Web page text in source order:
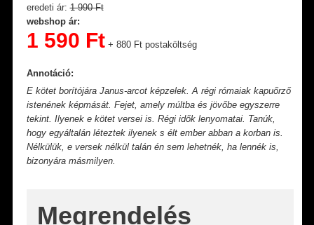
eredeti ár:1 990 Ft
webshop ár:
1 590 Ft+ 880 Ft postaköltség
Annotáció:
E kötet borítójára Janus-arcot képzelek. A régi rómaiak kapuőrző
istenének képmását. Fejet, amely múltba és jövőbe egyszerre
tekint. Ilyenek e kötet versei is. Régi idők lenyomatai. Tanúk,
hogy egyáltalán léteztek ilyenek s élt ember abban a korban is.
Nélkülük, e versek nélkül talán én sem lehetnék, ha lennék is,
bizonyára másmilyen.
Megrendelés